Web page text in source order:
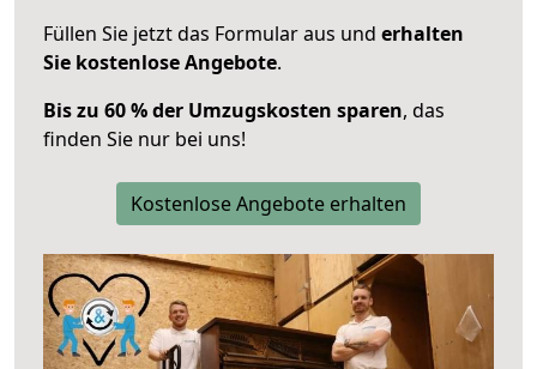
Füllen Sie jetzt das Formular aus und erhalten
Sie kostenlose Angebote.
Bis zu 60 % der Umzugskosten sparen, das
finden Sie nur bei uns!
Kostenlose Angebote erhalten